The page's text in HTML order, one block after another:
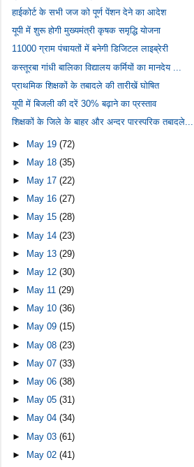
हाईकोर्ट के सभी जज को पूर्ण पेंशन देने का आदेश
यूपी में शुरू होगी मुख्यमंत्री कृषक समृद्धि योजना
11000 ग्राम पंचायतों में बनेगी डिजिटल लाइब्रेरी
कस्तूरबा गांधी बालिका विद्यालय कर्मियों का मानदेय ...
प्राथमिक शिक्षकों के तबादले की तारीखें घोषित
यूपी में बिजली की दरें 30% बढ़ाने का प्रस्ताव
शिक्षकों के जिले के बाहर और अन्दर पारस्परिक तबादले...
► May 19(72)
►
May 18(35)
►
May 17(22)
►
May 16(27)
►
May 15(28)
► May 14(23)
► May 13(29)
►
May 12(30)
►
May 11(29)
►
May 10(36)
►
May 09(15)
► May 08(23)
►
May 07(33)
►
May 06(38)
►
May 05(31)
►
May 04(34)
► May 03(61)
►
May 02(41)